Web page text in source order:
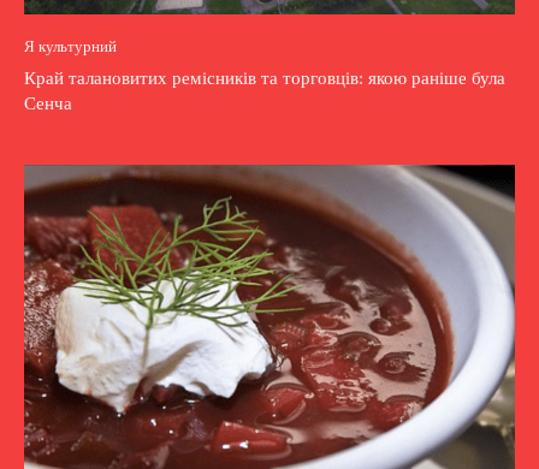
Я культурний
Край талановитих ремісників та торговців: якою раніше була
Сенча